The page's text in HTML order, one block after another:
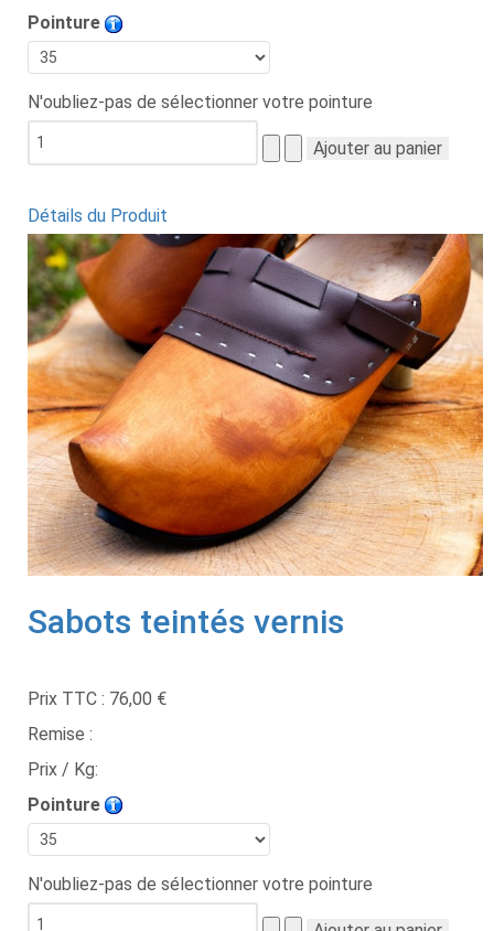
Pointure
N'oubliez-pas de sélectionner votre pointure
Détails du Produit
Sabots teintés vernis
Prix TTC : 76,00 €
Remise :
Prix / Kg:
Pointure
N'oubliez-pas de sélectionner votre pointure